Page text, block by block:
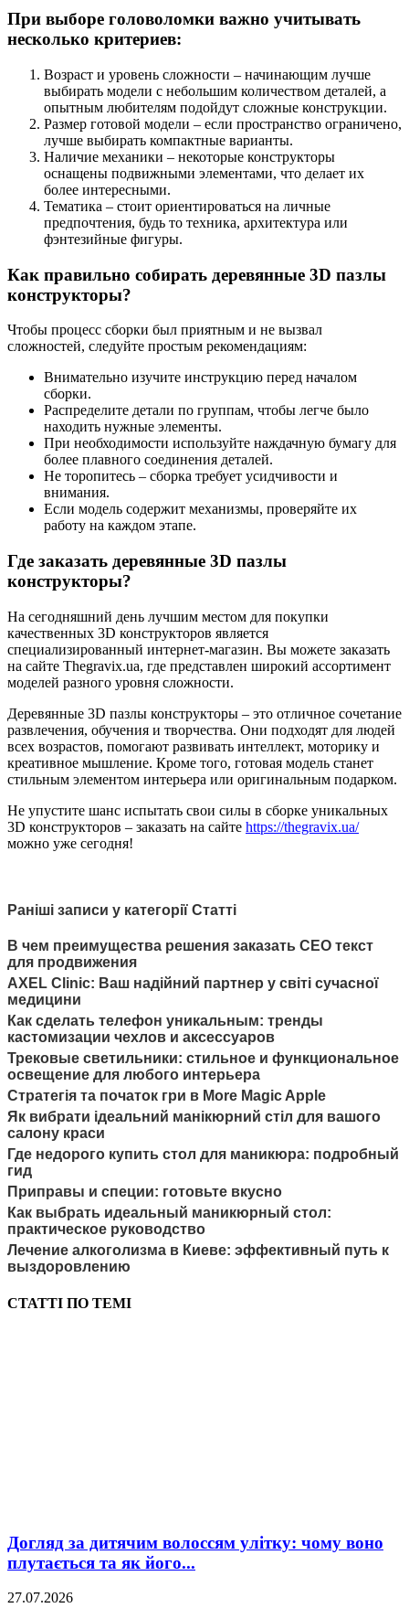
При выборе головоломки важно учитывать
несколько критериев:
Возраст и уровень сложности – начинающим лучше
выбирать модели с небольшим количеством деталей, а
опытным любителям подойдут сложные конструкции.
Размер готовой модели – если пространство ограничено,
лучше выбирать компактные варианты.
Наличие механики – некоторые конструкторы
оснащены подвижными элементами, что делает их
более интересными.
Тематика – стоит ориентироваться на личные
предпочтения, будь то техника, архитектура или
фэнтезийные фигуры.
Как правильно собирать деревянные 3D пазлы
конструкторы?
Чтобы процесс сборки был приятным и не вызвал
сложностей, следуйте простым рекомендациям:
Внимательно изучите инструкцию перед началом
сборки.
Распределите детали по группам, чтобы легче было
находить нужные элементы.
При необходимости используйте наждачную бумагу для
более плавного соединения деталей.
Не торопитесь – сборка требует усидчивости и
внимания.
Если модель содержит механизмы, проверяйте их
работу на каждом этапе.
Где заказать деревянные 3D пазлы
конструкторы?
На сегодняшний день лучшим местом для покупки
качественных 3D конструкторов является
специализированный интернет-магазин. Вы можете заказать
на сайте Thegravix.ua, где представлен широкий ассортимент
моделей разного уровня сложности.
Деревянные 3D пазлы конструкторы – это отличное сочетание
развлечения, обучения и творчества. Они подходят для людей
всех возрастов, помогают развивать интеллект, моторику и
креативное мышление. Кроме того, готовая модель станет
стильным элементом интерьера или оригинальным подарком.
Не упустите шанс испытать свои силы в сборке уникальных
3D конструкторов – заказать на сайте https://thegravix.ua/
можно уже сегодня!
Раніші записи у категорії Статті
В чем преимущества решения заказать СЕО текст
для продвижения
AXEL Clinic: Ваш надійний партнер у світі сучасної
медицини
Как сделать телефон уникальным: тренды
кастомизации чехлов и аксессуаров
Трековые светильники: стильное и функциональное
освещение для любого интерьера
Стратегія та початок гри в More Magic Apple
Як вибрати ідеальний манікюрний стіл для вашого
салону краси
Где недорого купить стол для маникюра: подробный
гид
Приправы и специи: готовьте вкусно
Как выбрать идеальный маникюрный стол:
практическое руководство
Лечение алкоголизма в Киеве: эффективный путь к
выздоровлению
СТАТТІ ПО ТЕМІ
Догляд за дитячим волоссям улітку: чому воно
плутається та як його...
27.07.2026